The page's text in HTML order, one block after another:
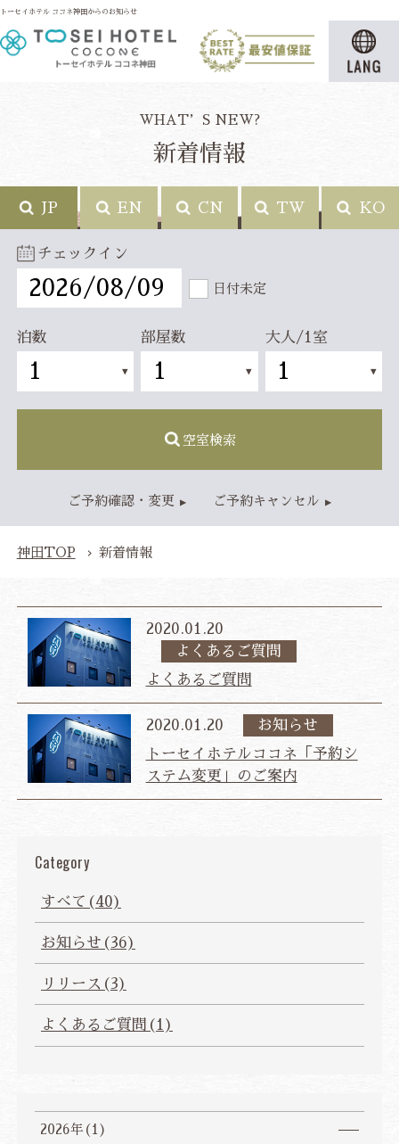
トーセイホテル ココネ神田からのお知らせ
WHAT’S NEW?
新着情報
JP EN CN TW KO
チェックイン
日付未定
泊数 部屋数 大人/1室
空室検索
ご予約確認・変更 ご予約キャンセル
神田TOP 新着情報
2020.01.20
よくあるご質問
よくあるご質問
2020.01.20
お知らせ
トーセイホテルココネ「予約シ
ステム変更」のご案内
Category
すべて(40)
お知らせ(36)
リリース(3)
よくあるご質問(1)
2026年(1)
客室 スタンダードルーム
アクセス・施設情報
新着情報
よくあるご質問 お問い合わせ
ベストレート保証 公式予約特典 総合TOP
プライバシーポリシー
カスタマーハラスメントに対する基本方針
JP